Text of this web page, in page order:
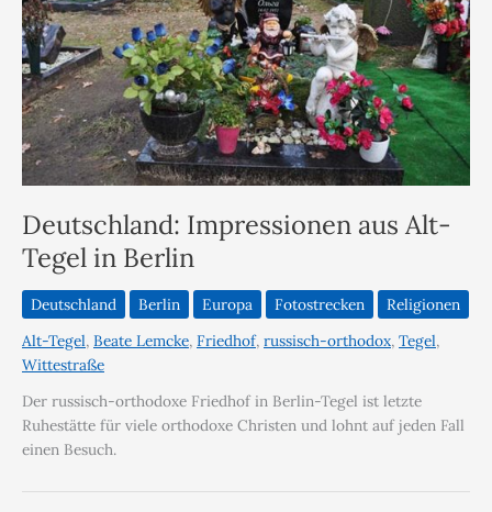
Deutschland: Impressionen aus Alt-
Tegel in Berlin
Deutschland Berlin Europa Fotostrecken
Religionen
Alt-Tegel, Beate Lemcke, Friedhof, russisch-orthodox, Tegel,
Wittestraße
Der russisch-orthodoxe Friedhof in Berlin-Tegel ist letzte
Ruhestätte für viele orthodoxe Christen und lohnt auf jeden Fall
einen Besuch.